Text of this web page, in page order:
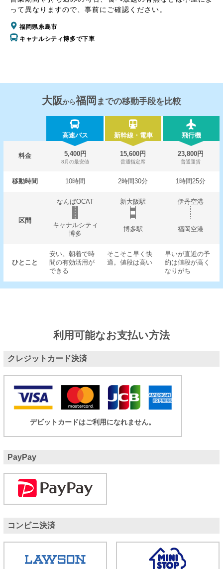
って異なりますので、事前にご確認ください。
福岡県糸島市
キャナルシティ博多で下車
大阪から福岡 までの移動手段を比較
高速バス 新幹線・電車 飛行機
料金 5,400円
8月の最安値
15,600円
普通指定席
23,800円
普通運賃
移動時間 10時間 2時間30分 1時間25分
区間
なんばOCAT 新大阪駅 伊丹空港
キャナルシティ
博多
博多駅 福岡空港
ひとこと
安い。朝着で時
間の有効活用が
できる
そこそこ早く快
適。値段は高い
早いが直近の予
約は値段が高く
なりがち
利用可能なお支払い方法
クレジットカード決済
デビットカードはご利用になれません。
PayPay
コンビニ決済